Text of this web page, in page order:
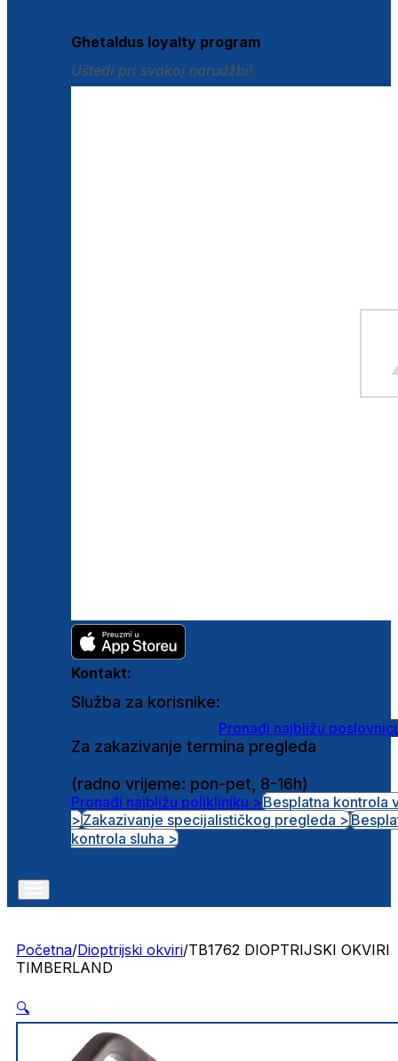
Ghetaldus loyalty program
Uštedi pri svakoj narudžbi!
Kontakt:
Služba za korisnike:
Pronađi najbližu
Za zakazivanje termina pregleda
(radno vrijeme: pon-pet, 8-16h)
Pronađi najbližu polikliniku >Besplatna kontrola
>Zakazivanje specijalističkog pregleda >
kontrola sluha >
Početna/Dioptrijski okviri/TB1762 DIOPTRIJSKI OKVIRI
TIMBERLAND
🔍